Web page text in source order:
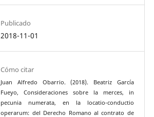
Publicado
2018-11-01
Cómo citar
Juan Alfredo Obarrio. (2018). Beatriz García
Fueyo, Consideraciones sobre la merces, in
pecunia numerata, en la locatio-conductio
operarum: del Derecho Romano al contrato de